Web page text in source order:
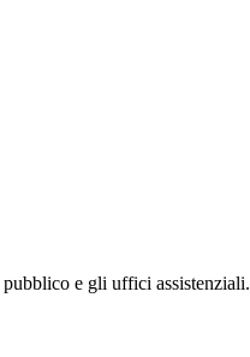
e gli uffici assistenziali.